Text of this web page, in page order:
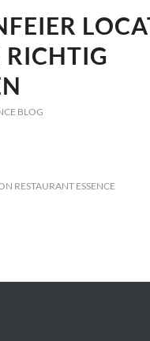
RICHTIG
BLOG
RESTAURANT ESSENCE